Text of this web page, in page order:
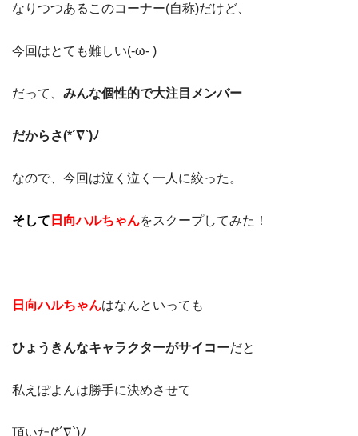
なりつつあるこのコーナー(自称)だけど、
今回はとても難しい(-ω- )
だって、 みんな個性的で大注目メンバー
だからさ(*´∇`)ﾉ
なので、今回は泣く泣く一人に絞った。
そして 日向ハルちゃんをスクープしてみた！
日向ハルちゃんはなんといっても
ひょうきんなキャラクターがサイコーだと
私えぽよんは勝手に決めさせて
頂いた(*´∇`)ﾉ